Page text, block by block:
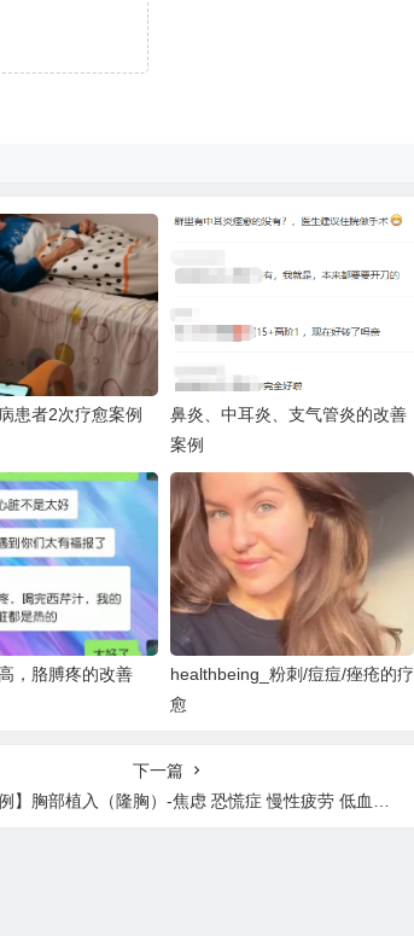
患者2次疗愈案例
鼻炎、中耳炎、支气管炎的改善
案例
，胳膊疼的改善
healthbeing_粉刺/痘痘/痤疮的疗
愈
下一篇
植入（隆胸）-焦虑 恐慌症 慢性疲劳 低血糖 甲状腺 失眠 脑雾 肌肉疲劳 光敏感 眩晕 头痛 Ins分享